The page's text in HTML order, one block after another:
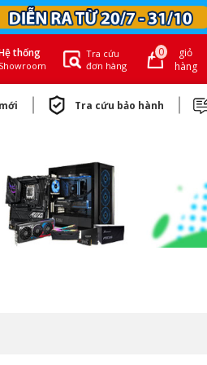
thống
Tra cứu
đơn hàng
0
giỏ
hàng
Tra cứu bảo hành